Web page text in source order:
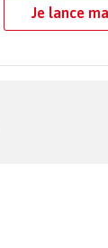
Je lance